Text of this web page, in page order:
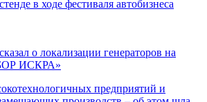
в ходе фестиваля автобизнеса
о локализации генераторов на
ИСКРА»
предприятий и